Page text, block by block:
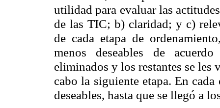
utilidad para evaluar las
de las TIC; b) claridad; y c)
de cada etapa de
menos deseables de
eliminados y los restantes se les
cabo la siguiente etapa. En
deseables, hasta que se llegó a